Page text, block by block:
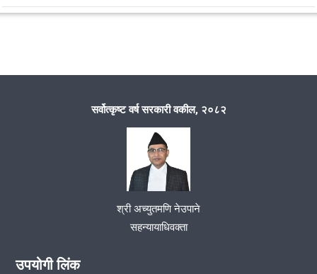
२०८०।१०।०९ गते जिल्ला स्तरीय समन्वय समितिको बैठक सम्पन्न
मिति २०८०।१०।१३ गते समुदायमा सरकारी वकील कार्याक्रम सम्पन्न
सर्वोत्कृष्ट वर्ष सरकारी वकील, २०८२
श्री अच्युतमणि नेउपाने
सहन्यायाधिवक्ता
उपयोगी लिंक